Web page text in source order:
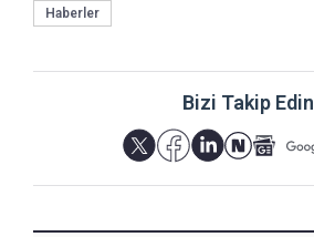
Haberler
Bizi Takip Edin